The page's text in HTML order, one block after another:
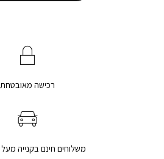
רכישה מאובטחת
משלוחים חינם בקנייה מעל 399 ש״ח